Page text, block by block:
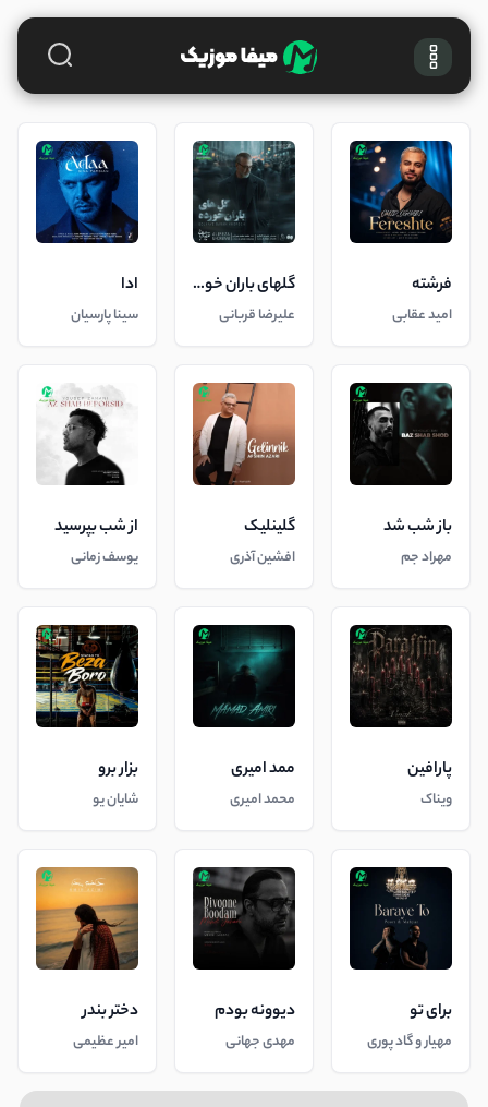
فرشته
امید عقابی
گلهای باران خورده
علیرضا قربانی
ادا
سینا پارسیان
باز شب شد
مهراد جم
گلینلیک
افشین آذری
از شب بپرسید
یوسف زمانی
پارافین
ویناک
ممد امیری
محمد امیری
بزار برو
شایان یو
برای تو
مهیار و گاد پوری
دیوونه بودم
مهدی جهانی
دختر بندر
امیر عظیمی